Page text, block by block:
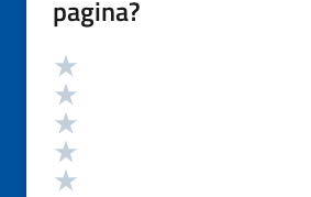
pagina?
Valutazione